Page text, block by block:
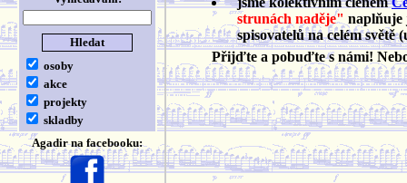
osoby
akce
projekty
skladby
Agadir na facebooku:
strunách naděje" naplňuje
spisovatelů na celém světě
Přijďte a pobuďte s námi!